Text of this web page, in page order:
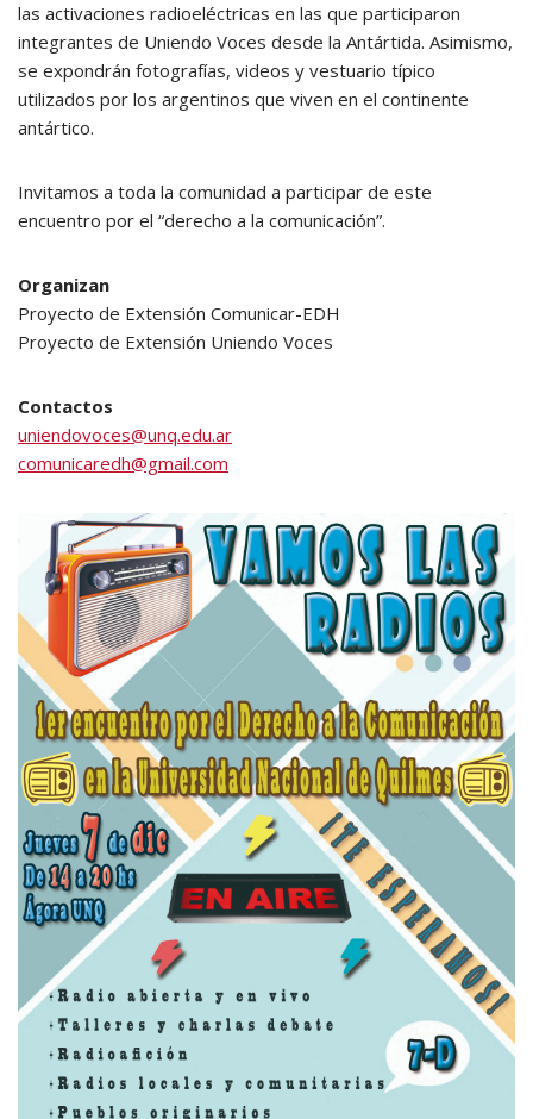
las activaciones radioeléctricas en las que participaron
integrantes de Uniendo Voces desde la Antártida. Asimismo,
se expondrán fotografías, videos y vestuario típico
utilizados por los argentinos que viven en el continente
antártico.
Invitamos a toda la comunidad a participar de este
encuentro por el “derecho a la comunicación”.
Organizan
Proyecto de Extensión Comunicar-EDH
Proyecto de Extensión Uniendo Voces
Contactos
uniendovoces@unq.edu.ar
comunicaredh@gmail.com